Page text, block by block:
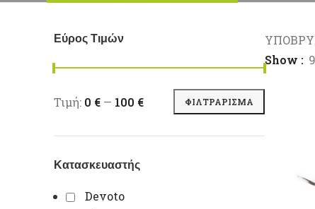
Εύρος Τιμών
Ελάχιστη τιμή
Μέγιστη τιμή ΦΙΛΤΡΆΡΙΣΜΑ
Τιμή: 0 € — 100 €
Κατασκευαστής
Devoto
Show
9